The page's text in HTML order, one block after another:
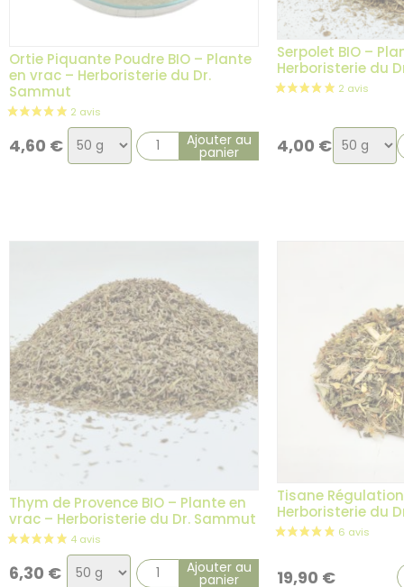
1 avis
Ortie Piquante Poudre BIO – Plante
en vrac – Herboristerie du Dr.
Sammut
4,60 € Choix
de
Ajouter au
panier
Serpolet BIO –
Herboristerie du
4,00 €Choix
de
Thym de Provence BIO – Plante en
vrac – Herboristerie du Dr. Sammut
6,30 €
Choix
Ajouter au
panier
Tisane
Herboristerie du
19,90 €